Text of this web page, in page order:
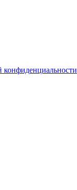
конфиденциальности